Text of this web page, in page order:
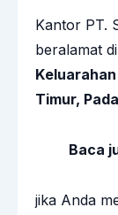
Kantor PT.
beralamat
Timur,
Baca
jika Anda